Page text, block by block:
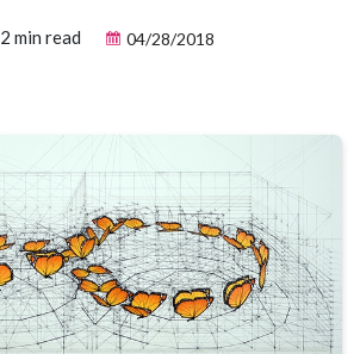
2 min read 04/28/2018